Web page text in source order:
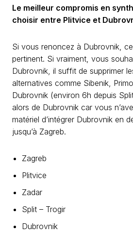
Le meilleur compromis en
choisir entre Plitvice et
Si vous renoncez à Dubrovnik,
pertinent. Si vraiment, vous
Dubrovnik, il suffit de supprimer
alternatives comme Sibenik,
Dubrovnik (environ 6h depuis
alors de Dubrovnik car vous
matériel d’intégrer Dubrovnik en
jusqu’à Zagreb.
Zagreb
Plitvice
Zadar
Split – Trogir
Dubrovnik